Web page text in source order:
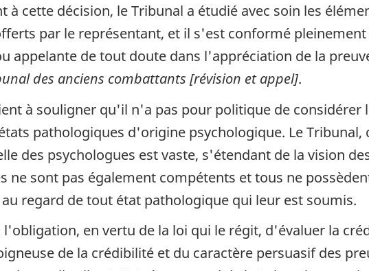
à cette décision, le Tribunal a étudié avec soin les
par le représentant, et il s'est conformé
appelante de tout doute dans l'appréciation de la
des anciens combattants [révision et appel].
à souligner qu'il n'a pas pour politique de
pathologiques d'origine psychologique. Le
des psychologues est vaste, s'étendant de la vision
ne sont pas également compétents et tous ne
regard de tout état pathologique qui leur est soumis.
l'obligation, en vertu de la loi qui le régit, d'évaluer la
de la crédibilité et du caractère persuasif des